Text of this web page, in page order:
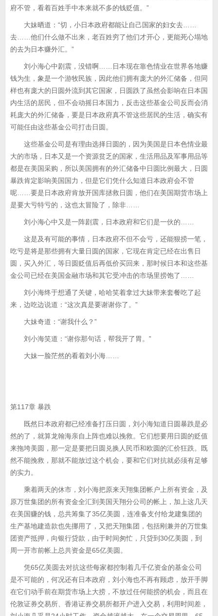
府不管，看着百姓手中本来就不多的钱贬值。”
大妹晒道：“切，小日本政府都能让自己国家的妇女去……
去……他们什么做不出来，老百姓穷了他们才开心，更能死心塌地
的去为日本赚外汇。”
刘小海心中剧震，没错啊……日本现在靠色情业在世界各地赚
钱为生，象是一个游牧民族，因此他们拥有庞大的外汇储备，但同
样也有庞大的日圆外流到其它国家，日圆跌了虽然会影响在日本国
内生活的居民，但不会动摇日本国力，反击这些基金公司反而会消
耗庞大的外汇储备，要是日本政府真不管这些居民的生活，确实有
可能任由这些基金公司打击日圆。
这些基金公司是有理由选择日圆的，因为美国是日本色情业最
大的市场，日本又是一个资源贫乏的国家，生活用品及军事用品等
都是在美国采购，所以美国拥有的外汇储备中日圆比例最大，日圆
暴跌肯定影响美国国力，但是它们凭什么知道日本政府会不管
呢……要是日本政府肯放开国库拯救日圆，他们在美国期货市场上
是要大亏特亏的，这也太冒险了，除非……
刘小海心中又是一阵剧震，日本政府和它们是一伙的……
这是及有可能的事情，日本政府不但不会亏，还能狠捞一笔，
吃亏是将是那些拥有大量日圆的国家，它现在肯定已经在出售日
圆，买入外汇，等日圆贬值后再低价买回来，那时候日本和这些基
金公司已经在美国金融市场和其它受冲击的市场里捞饱了……
刘小海终于想通了关键，哈哈笑着拿过大妹带来套餐吃了起
来，边吃边说道：“这次真是要谢谢你了。”
大妹奇道：“谢我什么？”
刘小海笑道：“谢你那句话，帮我开了胃。”
大妹一脸茫然的看着刘小海……
第117章 暴跌
既然日本政府都已经准备打压日圆，刘小海知道日圆暴跌是必
然的了，就算龙翰海亲自上阵也难以挽救。它们想要用日圆的贬值
来拖垮美圆，那一定是要把日圆兑换人民币和欧圆的汇价狂跌。既
然不能挽救，那就不能放过这个机会，要和它们对抗就必须有足够
的实力。
乘着两天的休市，刘小海把原来天翔集团帐户上所有资金，及
原万世集团的所有资金全汇到美国天翔分公司的帐上，加上这几天
在美国赚的钱，总共筹集了35亿美圆，连准备支付给龙建集团的
生产基地建造款也先挪用了，又把天翔集团，包括刚兼并的万世集
团资产抵押，向银行贷款，由于时间匆忙，只贷到30亿美圆，到
周一开市前帐上总共资金是65亿美圆。
凭65亿美圆去对抗这些每家都控制着几千亿资金的基金公司
是不可能的，何况还有日本政府，刘小海也不再有顾虑，放开手脚
在它们动手前在期货市场上大捞，不放过任何能捞的机会，而且在
伦敦证券交易所、香港证券交易所都开户进入交易，利用时间差，